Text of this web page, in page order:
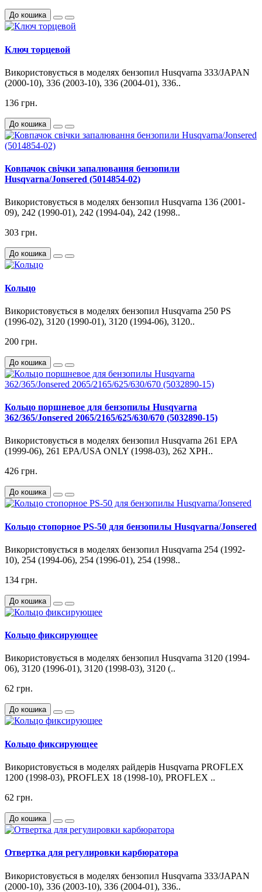
До кошика
Ключ торцевой
Використовується в моделях бензопил Husqvarna 333/JAPAN
(2000-10), 336 (2003-10), 336 (2004-01), 336..
136 грн.
До кошика
Ковпачок свічки запалювання бензопили
Husqvarna/Jonsered (5014854-02)
Використовується в моделях бензопил Husqvarna 136 (2001-
09), 242 (1990-01), 242 (1994-04), 242 (1998..
303 грн.
До кошика
Кольцо
Використовується в моделях бензопил Husqvarna 250 PS
(1996-02), 3120 (1990-01), 3120 (1994-06), 3120..
200 грн.
До кошика
Кольцо поршневое для бензопилы Husqvarna
362/365/Jonsered 2065/2165/625/630/670 (5032890-15)
Використовується в моделях бензопил Husqvarna 261 EPA
(1999-06), 261 EPA/USA ONLY (1998-03), 262 XPH..
426 грн.
До кошика
Кольцо стопорное PS-50 для бензопилы Husqvarna/Jonsered
Використовується в моделях бензопил Husqvarna 254 (1992-
10), 254 (1994-06), 254 (1996-01), 254 (1998..
134 грн.
До кошика
Кольцо фиксирующее
Використовується в моделях бензопил Husqvarna 3120 (1994-
06), 3120 (1996-01), 3120 (1998-03), 3120 (..
62 грн.
До кошика
Кольцо фиксирующее
Використовується в моделях райдерів Husqvarna PROFLEX
1200 (1998-03), PROFLEX 18 (1998-10), PROFLEX ..
62 грн.
До кошика
Отвертка для регулировки карбюратора
Використовується в моделях бензопил Husqvarna 333/JAPAN
(2000-10), 336 (2003-10), 336 (2004-01), 336..